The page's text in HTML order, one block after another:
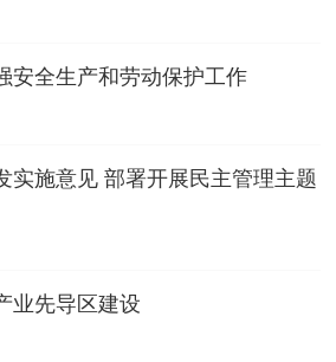
安全生产和劳动保护工作
实施意见 部署开展民主管理主题
业先导区建设